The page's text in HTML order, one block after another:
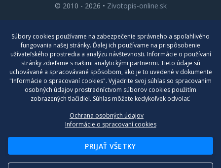
© 2010 - 2026 • Zivotopis-online.sk
Blog
Kontakt
Nastavenia cookies
Súbory cookies používame na zabezpečenie správneho a spoľahlivého
fungovania našej stránky. Ďalej ich používame na prispôsobenie
užívateľského prostredia a analýzu návštevnosti. Informácie o používaní
stránky zdieľame s našimi analytickými partnermi. Tieto údaje sú
uchovávané a spracovávané spôsobom, ako je to uvedené v dokumente
"Informácie o spracovaní cookies". Vyjadrite svoj súhlas so spracovaním
osobných údajov prostredníctvom súborov cookies použitím
zobrazených tlačidiel. Súhlas môžete kedykoľvek odvolať.
Ochrana osobných údajov
Informácie o spracovaní cookies
PRIJAŤ VŠETKY
Reklamačný poriadok
Poučenie o ochrane osobných údajov a používaní cookies
Formulár na odstúpenie od zmluvy